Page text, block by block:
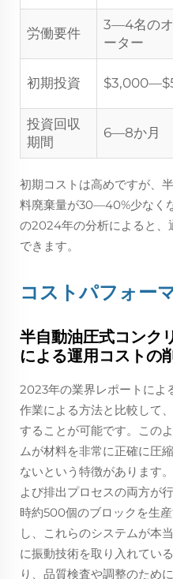
労働要件
3—4名の
ーター
初期投資
投資回収
期間
6—8か月
初期コストは高めですが、
料廃棄量が30—40%少なく
の2024年の分析によると
できます。
コストパフォー
半自動油圧式コンク
による運用コストの
2023年の業界レポートによ
作業による方法と比較して
することが可能です。この
ムが材料を非常に正確に圧
ないという特徴があります
よび排出プロセスの両方が
時約500個のブロックを生
し、これらのシステムが本
に振動技術を取り入れてい
り、品質検査や調整のため